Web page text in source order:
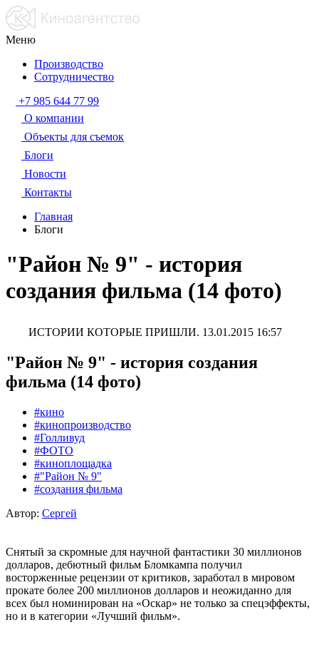
Меню
Производство
Сотрудничество
+7 985 644 77 99
О компании
Объекты для съемок
Блоги
Новости
Контакты
Главная
Блоги
"Район № 9" - история
создания фильма (14 фото)
ИСТОРИИ КОТОРЫЕ ПРИШЛИ. 13.01.2015 16:57
"Район № 9" - история создания
фильма (14 фото)
#кино
#кинопроизводство
#Голливуд
#ФОТО
#киноплощадка
#"Район № 9"
#создания фильма
Автор: Сергей
Снятый за скромные для научной фантастики 30 миллионов
долларов, дебютный фильм Бломкампа получил
восторженные рецензии от критиков, заработал в мировом
прокате более 200 миллионов долларов и неожиданно для
всех был номинирован на «Оскар» не только за спецэффекты,
но и в категории «Лучший фильм».